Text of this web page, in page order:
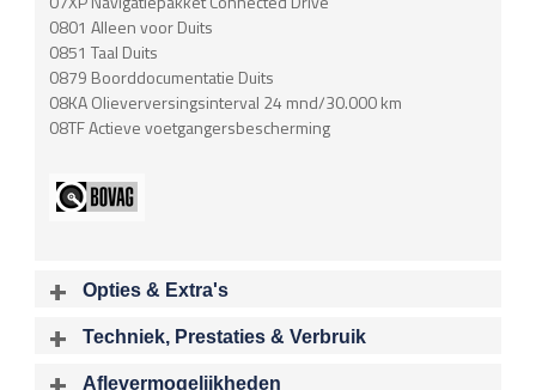
0801 Alleen voor Duits
0851 Taal Duits
0879 Boorddocumentatie Duits
08KA Olieverversingsinterval 24 mnd/30.000 km
08TF Actieve voetgangersbescherming
Opties & Extra's
Techniek, Prestaties & Verbruik
Aflevermogelijkheden